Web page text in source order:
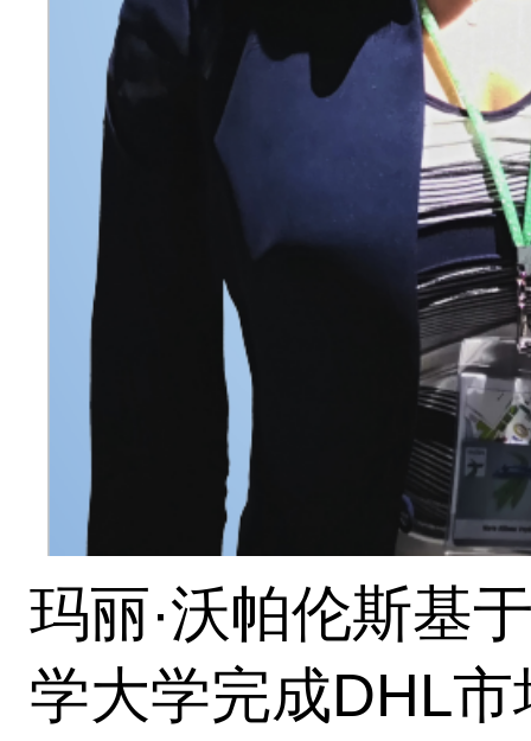
玛丽·沃帕伦斯基
学大学完成DHL